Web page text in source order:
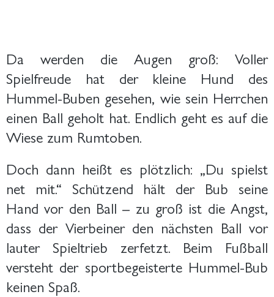
Da werden die Augen groß: Voller
Spielfreude hat der kleine Hund des
Hummel-Buben gesehen, wie sein Herrchen
einen Ball geholt hat. Endlich geht es auf die
Wiese zum Rumtoben.
Doch dann heißt es plötzlich: „Du spielst
net mit.“ Schützend hält der Bub seine
Hand vor den Ball – zu groß ist die Angst,
dass der Vierbeiner den nächsten Ball vor
lauter Spieltrieb zerfetzt. Beim Fußball
versteht der sportbegeisterte Hummel-Bub
keinen Spaß.